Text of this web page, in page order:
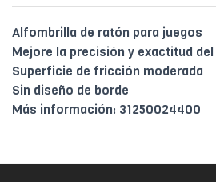
Alfombrilla de ratón para juegos
Mejore la precisión y exactitud
Superficie de fricción moderada
Sin diseño de borde
Más información: 31250024400